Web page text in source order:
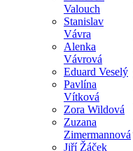
Valouch
Stanislav
Vávra
Alenka
Vávrová
Eduard Veselý
Pavlína
Vítková
Zora Wildová
Zuzana
Zimermannová
Jiří Žáček